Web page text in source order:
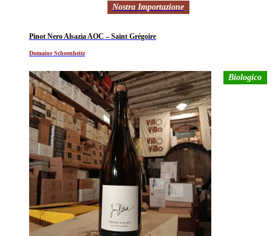
Nostra Importazione
Pinot Nero Alsazia AOC – Saint Grégoire
Domaine Schoenheitz
Biologico